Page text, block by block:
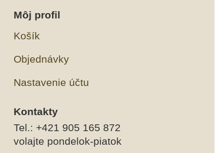
Môj profil
Košík
Objednávky
Nastavenie účtu
Kontakty
Tel.: +421 905 165 872
volajte pondelok-piatok